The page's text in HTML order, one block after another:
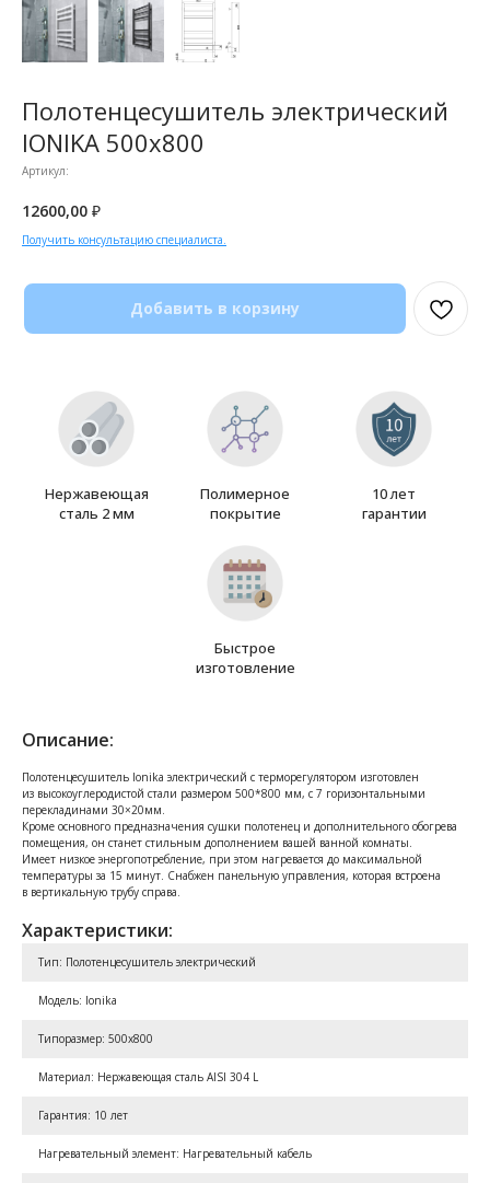
Полотенцесушитель электрический
IONIKA 500x800
Артикул:
12600,00 ₽
Получить консультацию специалиста.
Добавить в корзину
Нержавеющая
сталь 2 мм
Полимерное
покрытие
10 лет
гарантии
Быстрое
изготовление
Описание:
Полотенцесушитель Ionika электрический с терморегулятором изготовлен
из высокоуглеродистой стали размером 500*800 мм, с 7 горизонтальными
перекладинами 30×20мм.
Кроме основного предназначения сушки полотенец и дополнительного обогрева
помещения, он станет стильным дополнением вашей ванной комнаты.
Имеет низкое энергопотребление, при этом нагревается до максимальной
температуры за 15 минут. Снабжен панельную управления, которая встроена
в вертикальную трубу справа.
Характеристики:
Тип: Полотенцесушитель электрический
Модель: Ionika
Типоразмер: 500x800
Материал: Нержавеющая сталь AISI 304 L
Гарантия: 10 лет
Нагревательный элемент: Нагревательный кабель